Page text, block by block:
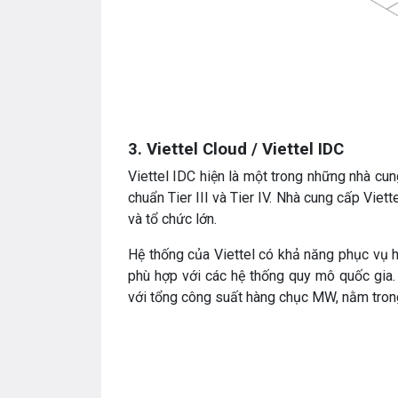
3. Viettel Cloud / Viettel IDC
Viettel IDC hiện là một trong những nhà
chuẩn Tier III và Tier IV. Nhà cung cấp
và tổ chức lớn.
Hệ thống của Viettel có khả năng phục vụ
phù hợp với các hệ thống quy mô quốc
với tổng công suất hàng chục MW, nằm